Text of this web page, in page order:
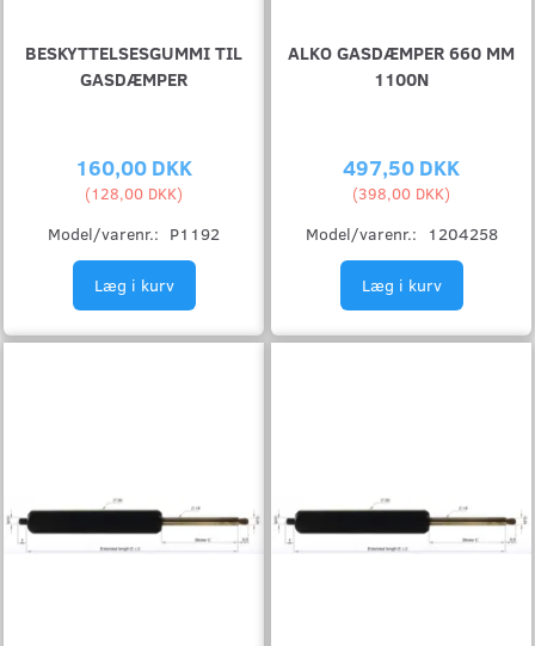
BESKYTTELSESGUMMI TIL
GASDÆMPER
160,00 DKK
(128,00 DKK)
Model/varenr.: P1192
Læg i kurv
ALKO GASDÆMPER 660 MM
1100N
497,50 DKK
(398,00 DKK)
Model/varenr.: 1204258
Læg i kurv